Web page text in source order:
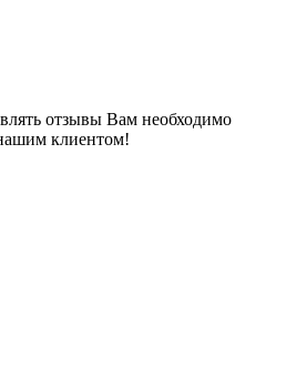
отзывы Вам необходимо
клиентом!